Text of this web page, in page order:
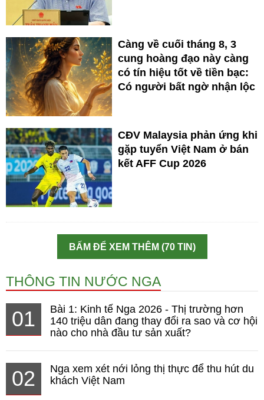
Càng về cuối tháng 8, 3
cung hoàng đạo này càng
có tín hiệu tốt về tiền bạc:
Có người bất ngờ nhận lộc
CĐV Malaysia phản ứng khi
gặp tuyển Việt Nam ở bán
kết AFF Cup 2026
BẤM ĐỂ XEM THÊM (70 TIN)
THÔNG TIN NƯỚC NGA
01
Bài 1: Kinh tế Nga 2026 - Thị trường hơn
140 triệu dân đang thay đổi ra sao và cơ hội
nào cho nhà đầu tư sản xuất?
02
Nga xem xét nới lỏng thị thực để thu hút du
khách Việt Nam